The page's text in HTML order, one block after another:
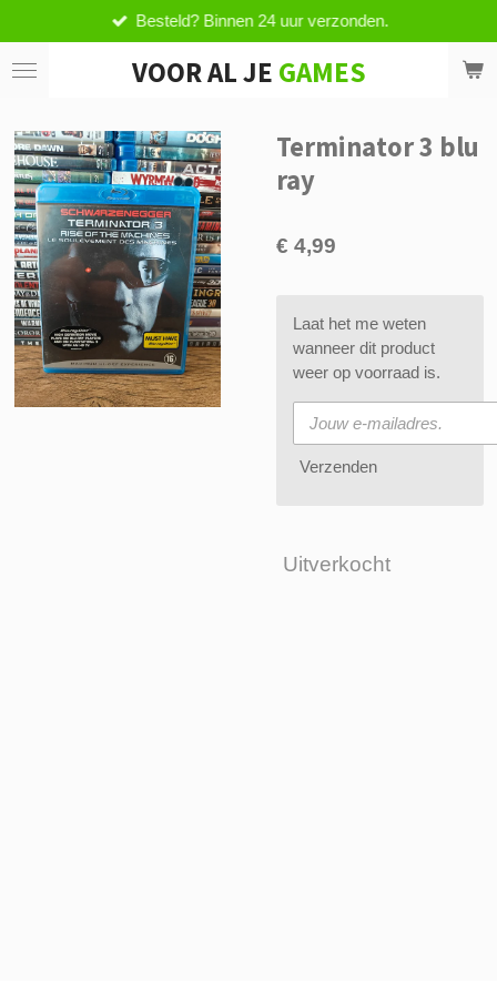
direct
naar
VOOR AL JE GAMES
Besteld? Binnen 24 uur verzonden.
Terminator 3 blu
ray
€ 4,99
Laat het me weten
wanneer dit product
weer op voorraad is.
Verzenden
Uitverkocht